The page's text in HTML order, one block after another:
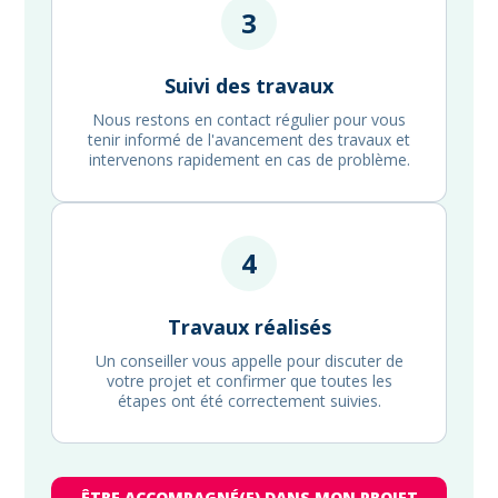
3
Suivi des travaux
Nous restons en contact régulier pour vous
tenir informé de l'avancement des travaux et
intervenons rapidement en cas de problème.
4
Travaux réalisés
Un conseiller vous appelle pour discuter de
votre projet et confirmer que toutes les
étapes ont été correctement suivies.